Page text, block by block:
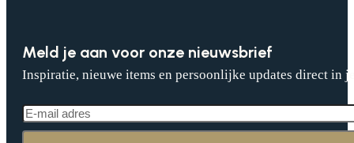
Meld je aan voor onze nieuwsbrief
Inspiratie, nieuwe items en persoonlijke updates direct in